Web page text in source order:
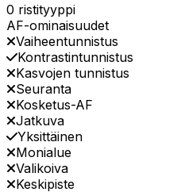
0 ristityyppi
AF-ominaisuudet
Vaiheentunnistus
Kontrastintunnistus
Kasvojen tunnistus
Seuranta
Kosketus-AF
Jatkuva
Yksittäinen
Monialue
Valikoiva
Keskipiste